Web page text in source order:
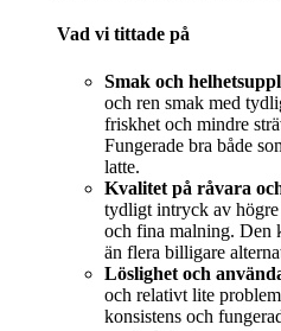
Vad vi tittade på
Smak och
och ren smak med
friskhet och mindre
Fungerade bra både
latte.
Kvalitet på råvara
tydligt intryck av
och fina malning. Den
än flera billigare
Löslighet och
och relativt lite
konsistens och